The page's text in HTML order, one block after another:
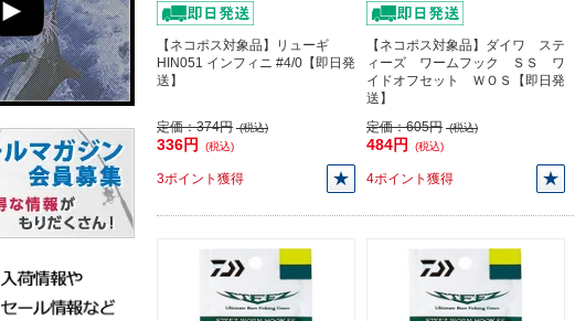
【ネコポス対象品】リューギ
HIN051 インフィニ #4/0【即日発
送】
定価：374円 (税込)
336円 (税込)
3ポイント獲得
【ネコポス対象品】ダイワ ステ
ィーズ ワームフック ＳＳ ワ
イドオフセット ＷＯＳ【即日発
送】
定価：605円 (税込)
484円 (税込)
4ポイント獲得